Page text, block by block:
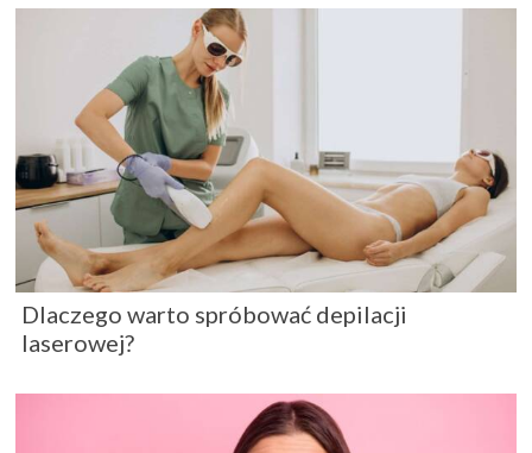
Dlaczego warto spróbować depilacji
laserowej?